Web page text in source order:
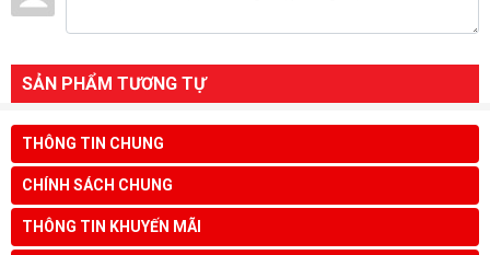
SẢN PHẨM TƯƠNG TỰ
THÔNG TIN CHUNG
CHÍNH SÁCH CHUNG
THÔNG TIN KHUYẾN MÃI